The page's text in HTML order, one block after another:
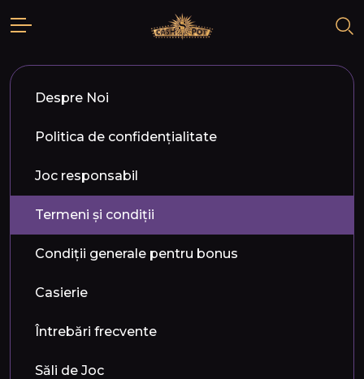
Despre Noi
Politica de confidențialitate
Joc responsabil
Termeni și condiții
Condiții generale pentru bonus
Casierie
Întrebări frecvente
Săli de Joc